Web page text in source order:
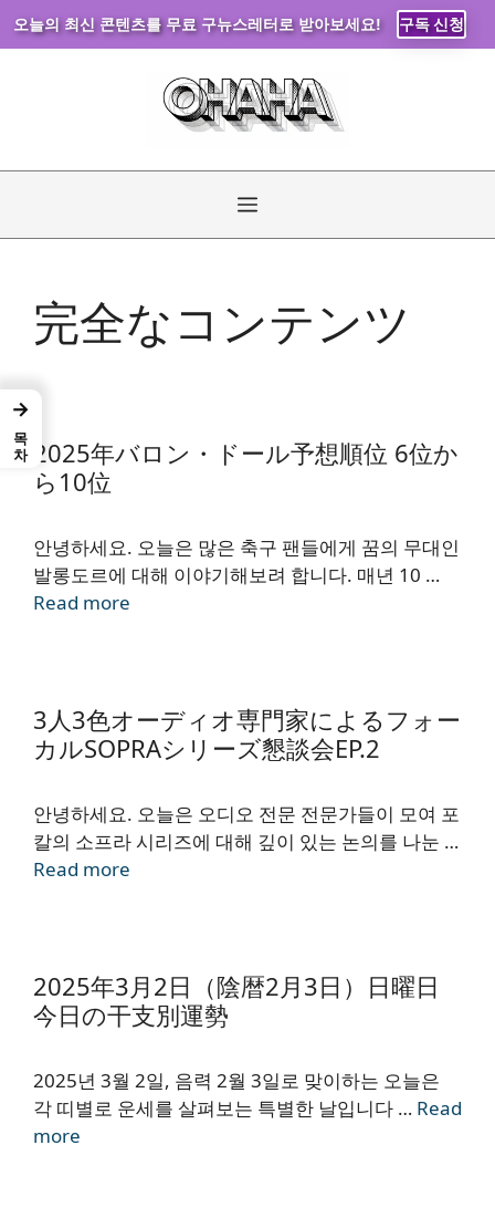
오늘의 최신 콘텐츠를 무료 구뉴스레터로 받아보세요! 구독 신청
ツ
メ
ュ
完全なコンテンツ
2025年バロン・ドール予想順位 6位か
ら10位
안녕하세요. 오늘은 많은 축구 팬들에게 꿈의 무대인
발롱도르에 대해 이야기해보려 합니다. 매년 10 …
Read more
3人3色オーディオ専門家によるフォー
カルSOPRAシリーズ懇談会EP.2
안녕하세요. 오늘은 오디오 전문 전문가들이 모여 포
칼의 소프라 시리즈에 대해 깊이 있는 논의를 나눈 …
Read more
2025年3月2日（陰暦2月3日）日曜日
今日の干支別運勢
2025년 3월 2일, 음력 2월 3일로 맞이하는 오늘은
각 띠별로 운세를 살펴보는 특별한 날입니다 … Read
more
→
목차